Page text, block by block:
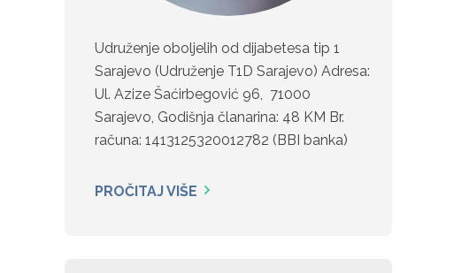
Udruženje oboljelih od dijabetesa tip 1
Sarajevo (Udruženje T1D Sarajevo) Adresa:
Ul. Azize Šaćirbegović 96, 71000
Sarajevo, Godišnja članarina: 48 KM Br.
računa: 1413125320012782 (BBI banka)
PROČITAJ VIŠE